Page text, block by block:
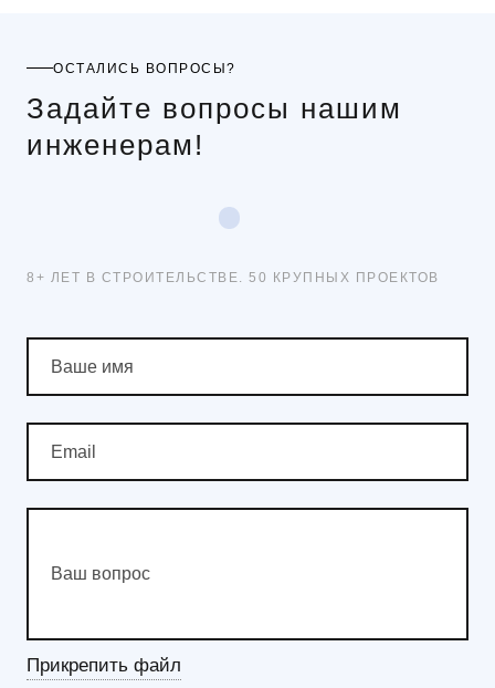
ОСТАЛИСЬ ВОПРОСЫ?
Задайте вопросы нашим
инженерам!
8+ ЛЕТ В СТРОИТЕЛЬСТВЕ. 50 КРУПНЫХ ПРОЕКТОВ
Прикрепить файл